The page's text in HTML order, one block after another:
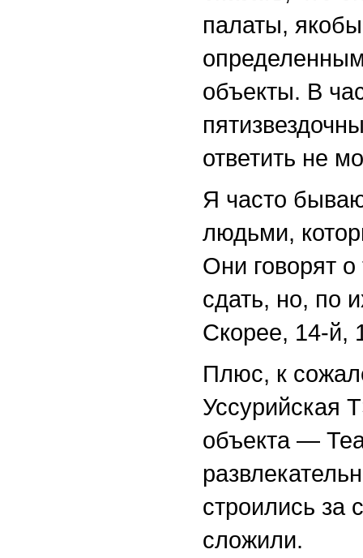
палаты,
объекты. В
ответить не
Я часто
людьми,
Они говорят
сдать, но, по
Скорее, 14-й,
Плюс, к
Уссурийская
объекта —
строились за
сложили.